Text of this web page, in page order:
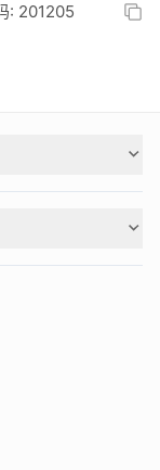
: 201205